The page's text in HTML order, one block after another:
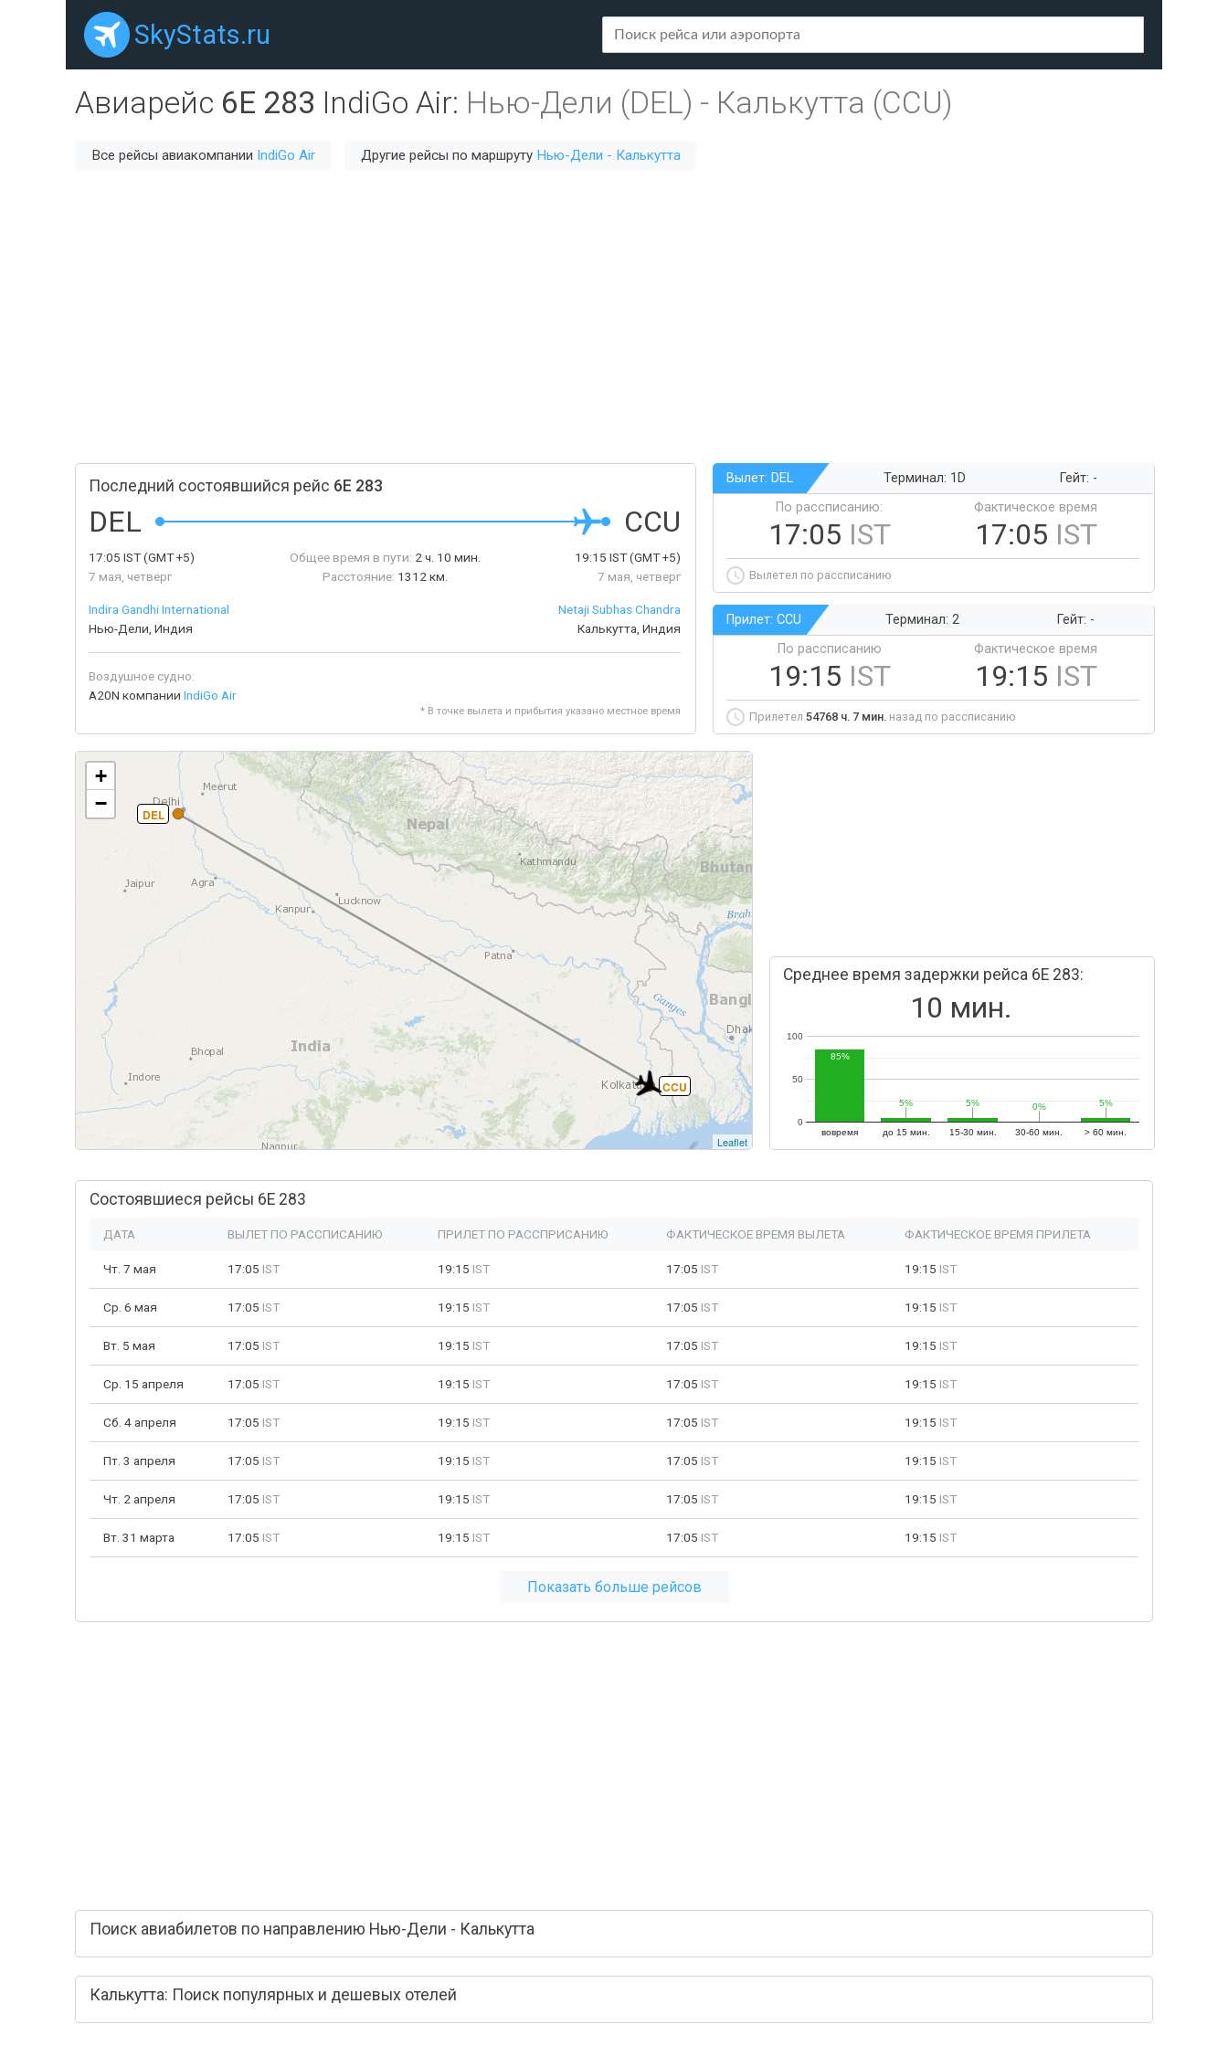
SkyStats.ru
Авиарейс 6E 283 IndiGo Air: Нью-Дели (DEL) - Калькутта (CCU)
Все рейсы авиакомпании IndiGo Air Другие рейсы по маршруту Нью-Дели - Калькутта
Последний состоявшийся рейс 6E 283
DEL CCU
17:05 IST(GMT +5)
7 мая, четверг
Общее время в пути: 2 ч. 10 мин.
Расстояние: 1312 км.
19:15 IST(GMT +5)
7 мая, четверг
Indira Gandhi International
Нью-Дели, Индия
Netaji Subhas Chandra
Калькутта, Индия
Воздушное судно:
A20N компании IndiGo Air
* В точке вылета и прибытия указано местное время
Вылет: DEL Терминал: 1D
Гейт: -
По рассписанию:
17:05 IST
Фактическое время
17:05 IST
Вылетел по рассписанию
Прилет: CCU Терминал: 2
Гейт: -
По рассписанию
19:15 IST
Фактическое время
19:15 IST
Прилетел 54768 ч. 7 мин. назад по рассписанию
DEL
CCU
+
−
Leaflet
Среднее время задержки рейса 6E 283:
10 мин.
вовремя до 15 мин. 15-30 мин. 30-60 мин. > 60 мин.
0
50
100
85%
5%
5% 5%
5% 0%
0% 5%
5%
Состоявшиеся рейсы 6E 283
ДАТА ВЫЛЕТ ПО РАССПИСАНИЮ ПРИЛЕТ ПО РАССПРИСАНИЮ ФАКТИЧЕСКОЕ ВРЕМЯ ВЫЛЕТА ФАКТИЧЕСКОЕ ВРЕМЯ ПРИЛЕТА
Чт. 7 мая 17:05 IST 19:15 IST 17:05 IST 19:15 IST
Ср. 6 мая 17:05 IST 19:15 IST 17:05 IST 19:15 IST
Вт. 5 мая 17:05 IST 19:15 IST 17:05 IST 19:15 IST
Ср. 15 апреля 17:05 IST 19:15 IST 17:05 IST 19:15 IST
Сб. 4 апреля 17:05 IST 19:15 IST 17:05 IST 19:15 IST
Пт. 3 апреля 17:05 IST 19:15 IST 17:05 IST 19:15 IST
Чт. 2 апреля 17:05 IST 19:15 IST 17:05 IST 19:15 IST
Вт. 31 марта 17:05 IST 19:15 IST 17:05 IST 19:15 IST
Показать больше рейсов
Поиск авиабилетов по направлению Нью-Дели - Калькутта
Калькутта: Поиск популярных и дешевых отелей